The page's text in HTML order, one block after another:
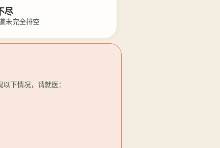
尽
未完全排空
下情况，请就医：